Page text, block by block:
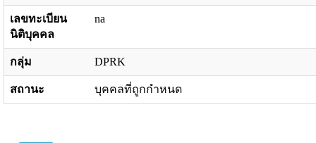
เลขทะเบียน
นิติบุคคล
na
กลุ่ม DPRK
สถานะ บุคคลที่ถูกกำหนด